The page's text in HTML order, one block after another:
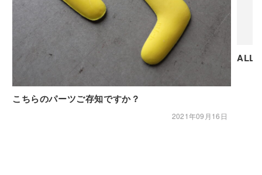
こちらのパーツご存知ですか？
2021年09月16日